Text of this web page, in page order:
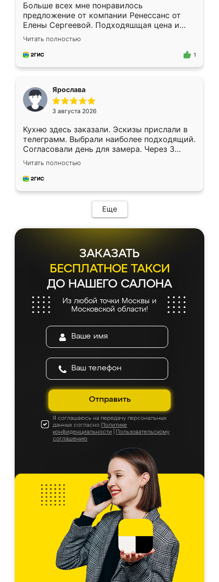
Больше всех мне понравилось
предложение от компании Ренессанс от
Елены Сергеевой. Подходяшщая цена и
короткие сроки изготовления. Приехавший
для замера сотрудник Владислав
предложил по моему эскизу самый
Читать полностью
1
Ярослава
3 августа 2026
Кухню здесь заказали. Эскизы прислали в
телеграмм. Выбрали наиболее подходящий.
Согласовали день для замера. Через 3
недели кухня была уже готова. Остались
довольны работой. Спасибо Ренессанс
мебель за качественную работу!
Читать полностью
Еще
ЗАКАЗАТЬ
БЕСПЛАТНОЕ ТАКСИ
ДО НАШЕГО САЛОНА
Из любой точки Москвы и
Московской области!
Отправить
Я соглашаюсь на передачу персональных
данных согласно Политике
конфиденциальности
Пользовательскому
соглашению